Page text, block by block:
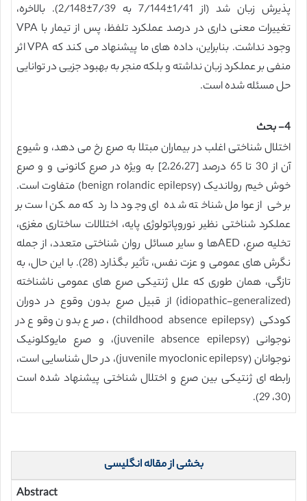
پذیرش زبان شد (از 1/41±7/144 به 7/39±2/148). بالاخره،
تغییرات معنی داری در درصد عملکرد تلفظ، پس از تیمار با VPA
وجود نداشت. بنابراین، داده های ما پیشنهاد می کند که VPA اثر
منفی بر عملکرد زبان نداشته و بلکه منجر به بهبود جزیی در توانایی
حل مسئله شده است.
4- بحث
اختلال شناختی اغلب در بیماران مبتلا به صرع رخ می دهد، و شیوع
آن از 30 تا 65 درصد [2،26،27] به ویژه در صرع کانونی و و صرع
خوش خیم رولاندیک (benign rolandic epilepsy) متفاوت است.
برخی از عوامل شناخته شده ای وجود دارد که ممکن است بر
عملکرد شناختی نظیر نوروپاتولوژی پایه، اختلالات ساختاری مغزی،
تخلیه صرع، AEDها و سایر مسائل روان شناختی متعدد، از جمله
نگرش های عمومی و عزت نفس، تأثیر بگذارد (28). با این حال، به
تازگی، همان طوری که علل ژنتیکی صرع های عمومی ناشناخته
(idiopathic-generalized) از قبیل صرع بدون وقوع در دوران
کودکی (childhood absence epilepsy)، صرع بدون وقوع در
نوجوانی (juvenile absence epilepsy)، و صرع مایوکلونیک
نوجوانان (juvenile myoclonic epilepsy)، در حال شناسایی است،
رابطه ای ژنتیکی بین صرع و اختلال شناختی پیشنهاد شده است
(30، 29).
بخشی از مقاله انگلیسی
Abstract